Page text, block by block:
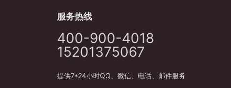
服务热线
400-900-4018
15201375067
提供7*24小时QQ、微信、电话、邮件服务